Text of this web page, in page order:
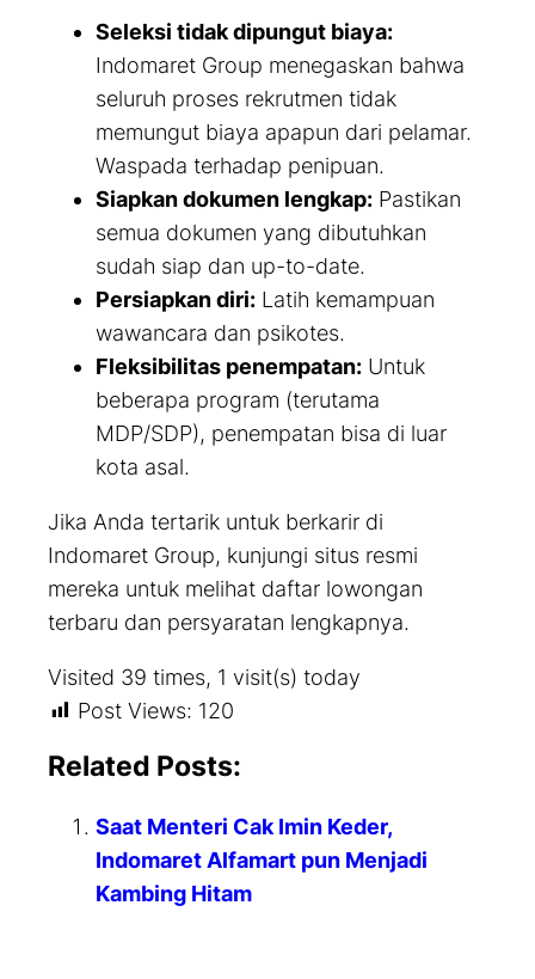
Seleksi tidak dipungut biaya:
Indomaret Group menegaskan bahwa
seluruh proses rekrutmen tidak
memungut biaya apapun dari pelamar.
Waspada terhadap penipuan.
Siapkan dokumen lengkap: Pastikan
semua dokumen yang dibutuhkan
sudah siap dan up-to-date.
Persiapkan diri: Latih kemampuan
wawancara dan psikotes.
Fleksibilitas penempatan: Untuk
beberapa program (terutama
MDP/SDP), penempatan bisa di luar
kota asal.
Jika Anda tertarik untuk berkarir di
Indomaret Group, kunjungi situs resmi
mereka untuk melihat daftar lowongan
terbaru dan persyaratan lengkapnya.
Visited 39 times, 1 visit(s) today
Post Views: 120
Related Posts:
Saat Menteri Cak Imin Keder,
Indomaret Alfamart pun Menjadi
Kambing Hitam